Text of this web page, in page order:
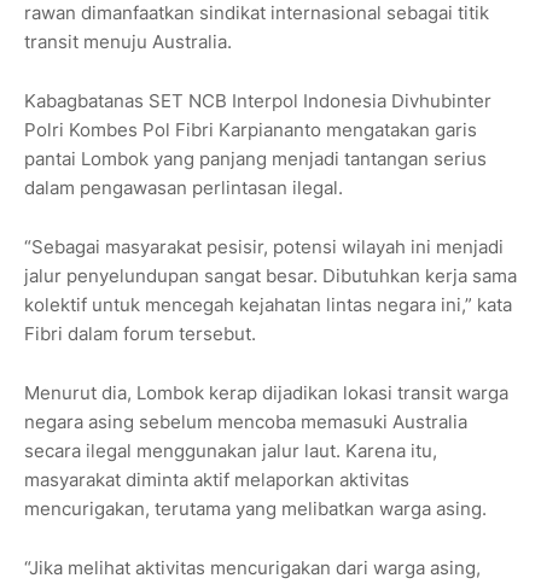
rawan dimanfaatkan sindikat internasional sebagai titik
transit menuju Australia.
Kabagbatanas SET NCB Interpol Indonesia Divhubinter
Polri Kombes Pol Fibri Karpiananto mengatakan garis
pantai Lombok yang panjang menjadi tantangan serius
dalam pengawasan perlintasan ilegal.
“Sebagai masyarakat pesisir, potensi wilayah ini menjadi
jalur penyelundupan sangat besar. Dibutuhkan kerja sama
kolektif untuk mencegah kejahatan lintas negara ini,” kata
Fibri dalam forum tersebut.
Menurut dia, Lombok kerap dijadikan lokasi transit warga
negara asing sebelum mencoba memasuki Australia
secara ilegal menggunakan jalur laut. Karena itu,
masyarakat diminta aktif melaporkan aktivitas
mencurigakan, terutama yang melibatkan warga asing.
“Jika melihat aktivitas mencurigakan dari warga asing,